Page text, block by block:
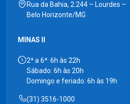
Rua da Bahia, 2.244 – Lourdes –
Belo Horizonte/MG
MINAS II
2ª a 6ª: 6h às 22h
Sábado: 6h às 20h
Domingo e feriado: 6h às 19h
(31) 3516-1000